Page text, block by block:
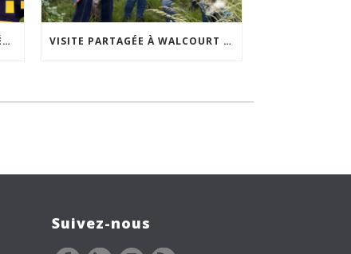
ACCEPTABILITÉ SOCIALE DE L’ÉCLAIRAGE NOCTURNE : LE REPLAY EST DISPONIBLE VISITE PARTAGÉE À WALCOURT : UNE DÉMARCHE PARTICIPATIVE ANIMÉE PAR ESPACE ENVIRONNEMENT
Suivez-nous